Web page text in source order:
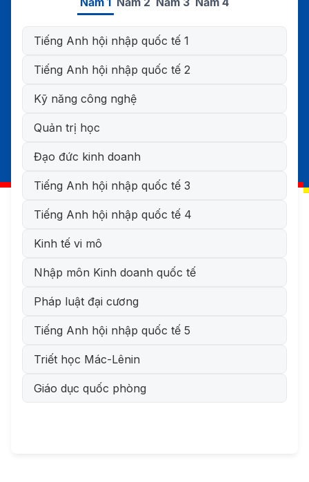
Tiếng Anh hội nhập quốc tế 1
Tiếng Anh hội nhập quốc tế 2
Kỹ năng công nghệ
Quản trị học
Đạo đức kinh doanh
Tiếng Anh hội nhập quốc tế 3
Tiếng Anh hội nhập quốc tế 4
Kinh tế vi mô
Nhập môn Kinh doanh quốc tế
Pháp luật đại cương
Tiếng Anh hội nhập quốc tế 5
Triết học Mác-Lênin
Giáo dục quốc phòng